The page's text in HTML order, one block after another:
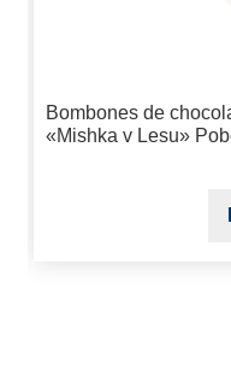
Bombones de
«Mishka v Lesu»